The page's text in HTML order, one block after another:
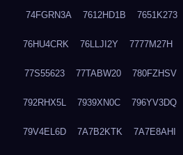
74FGRN3A 7612HD1B 7651K273
76HU4CRK 76LLJI2Y 7777M27H
77S55623 77TABW20 780FZHSV
792RHX5L 7939XN0C 796YV3DQ
79V4EL6D 7A7B2KTK 7A7E8AHI